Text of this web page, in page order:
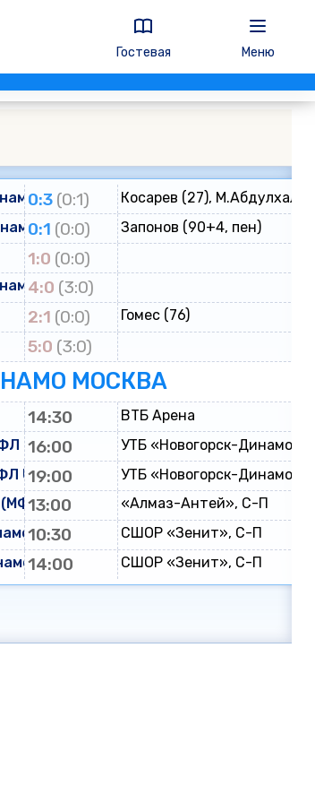
Гостевая Меню
(ЮФЛ U-15)
0:3 (0:1)
Косарев (27),
(ЮФЛ U-16)
0:1 (0:0)
Запонов (90+4, пен)
1:0 (0:0)
(ЮФЛ U-17)
4:0 (3:0)
2:1 (0:0)
Гомес (76)
5:0 (3:0)
МОСКВА
14:30
ВТБ Арена
U-16)
16:00
УТБ «Новогорск-Динамо»
U-17)
19:00
УТБ «Новогорск-Динамо»
(МФЛ)13:00
«Алмаз-Антей», С-П
(ЮФЛ U-15)
10:30
СШОР «Зенит», С-П
(ЮФЛ U-16)
14:00 СШОР «Зенит», С-П